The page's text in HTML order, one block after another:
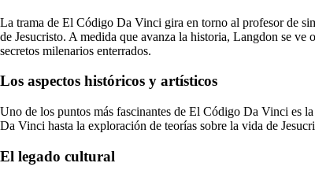
La trama de El Código Da Vinci gira en torno al profesor de
de Jesucristo. A medida que avanza la historia, Langdon se ve
secretos milenarios enterrados.
Los aspectos históricos y artísticos
Uno de los puntos más fascinantes de El Código Da Vinci es
Da Vinci hasta la exploración de teorías sobre la vida de
El legado cultural